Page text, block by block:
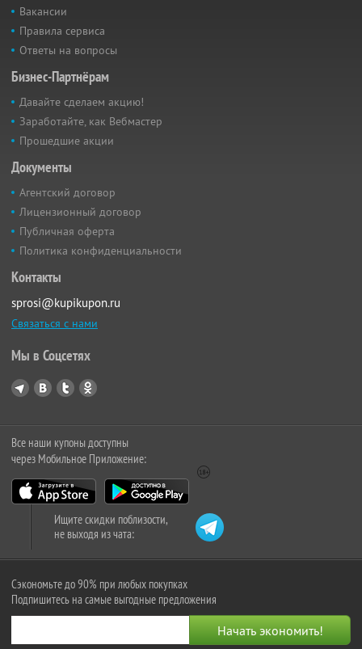
Вакансии
Правила сервиса
Ответы на вопросы
Бизнес-Партнёрам
Давайте сделаем акцию!
Заработайте, как Вебмастер
Прошедшие акции
Документы
Агентский договор
Лицензионный договор
Публичная оферта
Политика конфиденциальности
Контакты
sprosi@kupikupon.ru
Связаться с нами
Мы в Соцсетях
Все наши купоны доступны
через Мобильное Приложение:
Ищите скидки поблизости,
не выходя из чата:
Сэкономьте до 90% при любых покупках
Подпишитесь на самые выгодные предложения